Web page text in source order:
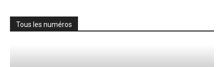
Tous les numéros